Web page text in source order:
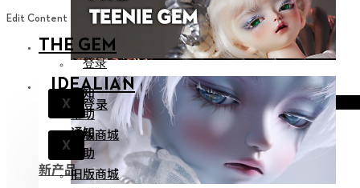
IDEALIAN
登录
X
通知
帮助
旧版商城
Edit Content
THE GEM
登录
X
通知
帮助
旧版商城
新产品